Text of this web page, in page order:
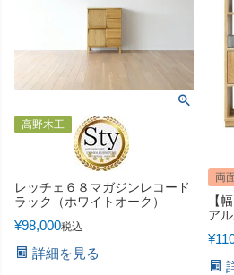
高野木工
レッチェ６８マガジンレコード
ラック（ホワイトオーク）
¥98,000税込
詳細を見る
両
【
ア
¥